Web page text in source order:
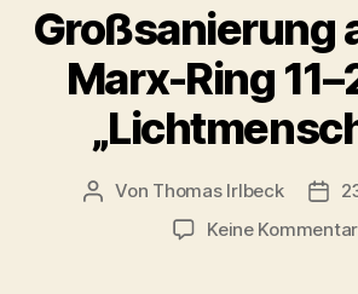
Großsanierung
Marx-Ring
Beitragsautor
Von Thomas Irlbeck
Keine